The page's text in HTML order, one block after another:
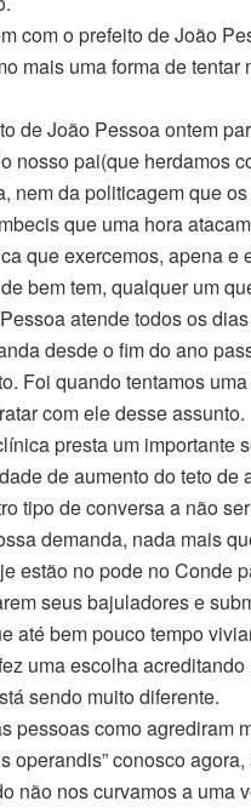
com o prefeito de João
mais uma forma de
de João Pessoa ontem
nosso pai(que herdamos
nem da politicagem que
que uma hora
que exercemos, apena
bem tem, qualquer um
atende todos os
desde o fim do ano
Foi quando tentamos
com ele desse assunto.
presta um importante
de aumento do teto
tipo de conversa a não
demanda, nada mais
estão no pode no Conde
seus bajuladores e
até bem pouco tempo
uma escolha
sendo muito diferente.
pessoas como agrediram
operandis” conosco
não nos curvamos a uma